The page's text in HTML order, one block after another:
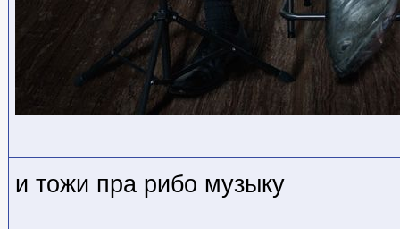
и тожи пра рибо музыку